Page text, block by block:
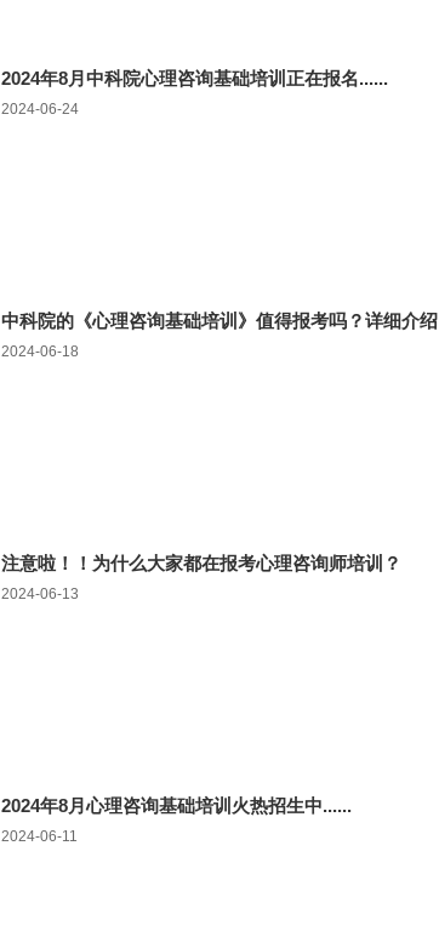
2024年8月中科院心理咨询基础培训正在报名......
2024-06-24
中科院的《心理咨询基础培训》值得报考吗？详细介绍
2024-06-18
注意啦！！为什么大家都在报考心理咨询师培训？
2024-06-13
2024年8月心理咨询基础培训火热招生中......
2024-06-11